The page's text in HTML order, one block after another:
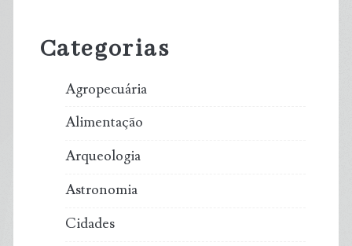
Sidebar
Categorias
Agropecuária
Alimentação
Arqueologia
Astronomia
Cidades